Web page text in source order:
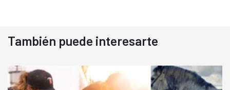
También puede interesarte